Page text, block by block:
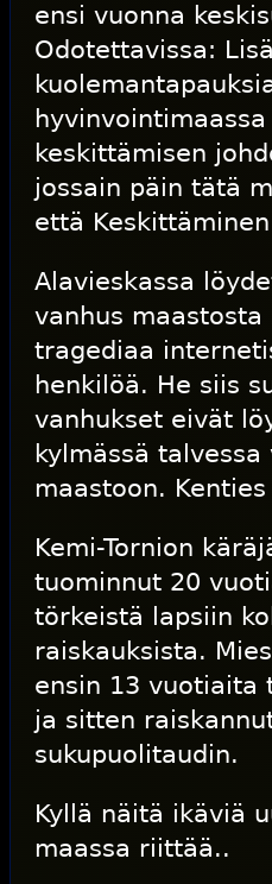
ensi vuonna
Odotettavissa:
keskittämisen
jossain päin tätä
että
Alavieskassa
vanhus maastosta
tragediaa
henkilöä. He siis
vanhukset eivät
kylmässä
maastoon.
Kemi-Tornion
tuominnut 20
törkeistä lapsiin
raiskauksista.
ensin 13 vuotiaita
ja sitten
sukupuolitaudin.
Kyllä näitä ikäviä
maassa riittää..